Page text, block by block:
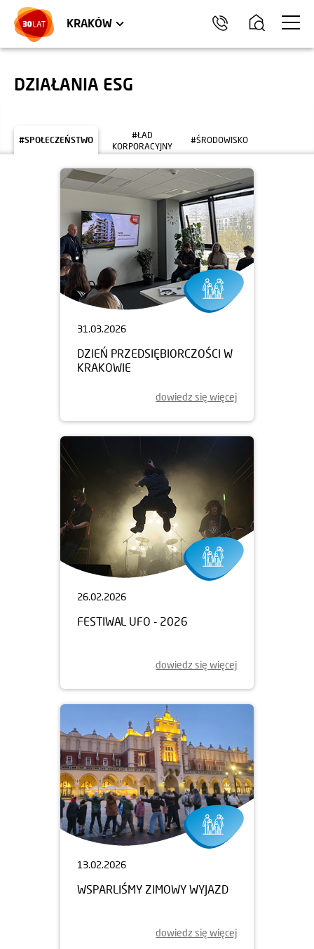
KRAKÓW
TRÓJMIASTO
LOKALE USŁUGOWE
DZIAŁANIA ESG
#SPOŁECZEŃSTWO
#ŁAD
KORPORACYJNY
#ŚRODOWISKO
31.03.2026
DZIEŃ PRZEDSIĘBIORCZOŚCI W
KRAKOWIE
dowiedz się więcej
26.02.2026
FESTIWAL UFO - 2026
dowiedz się więcej
13.02.2026
WSPARLIŚMY ZIMOWY WYJAZD
dowiedz się więcej